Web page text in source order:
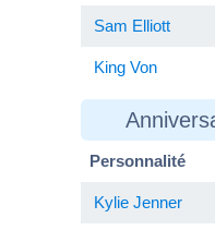
Sam Elliott
King Von
Personnalité
Kylie Jenner